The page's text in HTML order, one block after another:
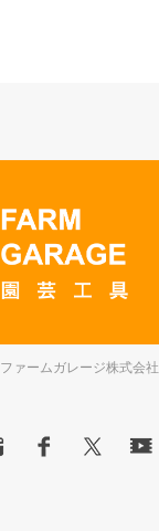
ファームガレージ株式会社